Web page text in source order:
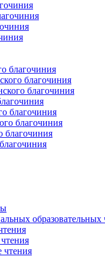
благочиния
благочиния
благочиния
благочиния
благочиния
благочиния
образовательных